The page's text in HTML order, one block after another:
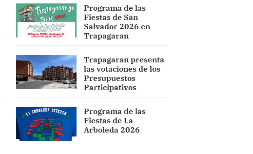
Programa de las
Fiestas de San
Salvador 2026 en
Trapagaran
Trapagaran presenta
las votaciones de los
Presupuestos
Participativos
Programa de las
Fiestas de La
Arboleda 2026